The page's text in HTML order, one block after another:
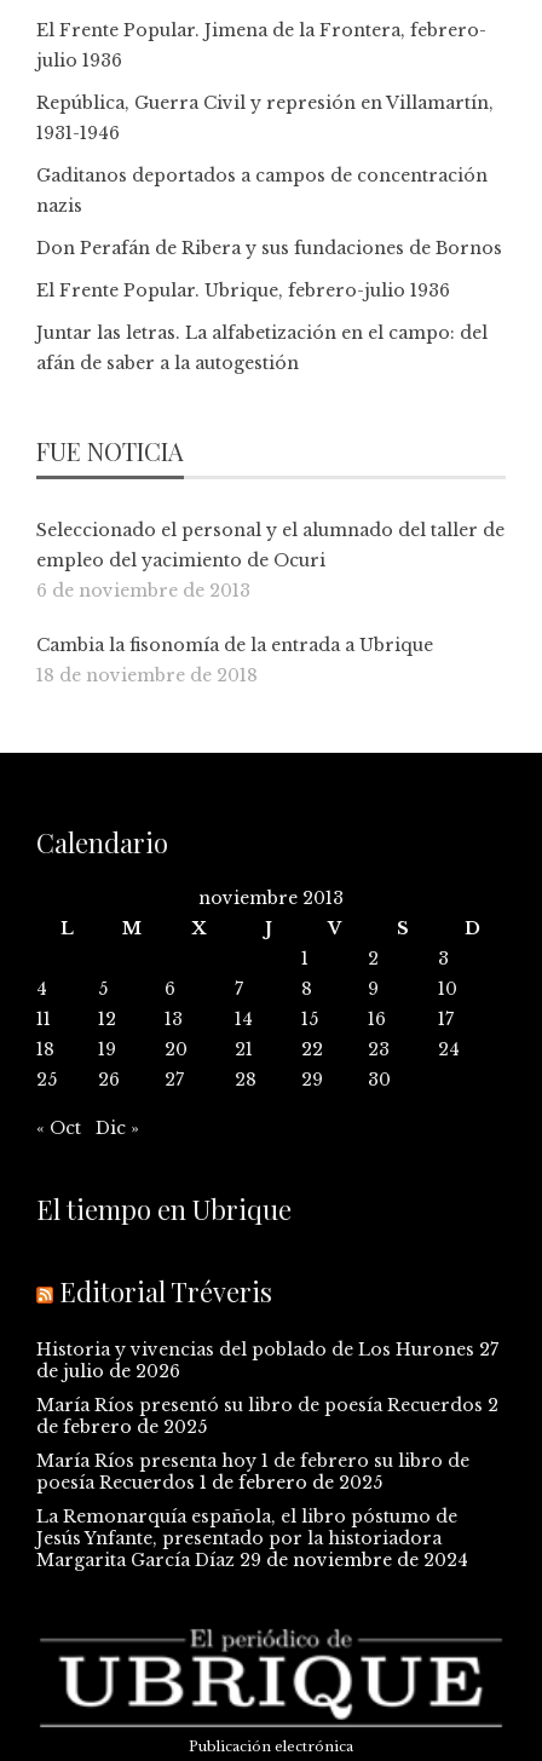
El Frente Popular. Jimena de la Frontera, febrero-
julio 1936
República, Guerra Civil y represión en Villamartín,
1931-1946
Gaditanos deportados a campos de concentración
nazis
Don Perafán de Ribera y sus fundaciones de Bornos
El Frente Popular. Ubrique, febrero-julio 1936
Juntar las letras. La alfabetización en el campo: del
afán de saber a la autogestión
FUE NOTICIA
Seleccionado el personal y el alumnado del taller de
empleo del yacimiento de Ocuri
6 de noviembre de 2013
Cambia la fisonomía de la entrada a Ubrique
18 de noviembre de 2018
Calendario
noviembre 2013
L
M X J V S
D
1
2
3
4
5 6 7 8 9
10
11
12 13 14 15 16
17
18
19 20 21 22 23
24
25
26 27 28 29 30
« Oct Dic »
El tiempo en Ubrique
Editorial Tréveris
Historia y vivencias del poblado de Los Hurones 27
de julio de 2026
María Ríos presentó su libro de poesía Recuerdos 2
de febrero de 2025
María Ríos presenta hoy 1 de febrero su libro de
poesía Recuerdos 1 de febrero de 2025
La Remonarquía española, el libro póstumo de
Jesús Ynfante, presentado por la historiadora
Margarita García Díaz 29 de noviembre de 2024
Publicación electrónica